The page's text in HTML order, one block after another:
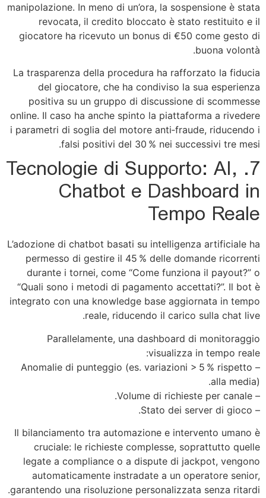
manipolazione. In meno di un’ora, la sospensione è stata
revocata, il credito bloccato è stato restituito e il
giocatore ha ricevuto un bonus di €50 come gesto di
buona volontà.
La trasparenza della procedura ha rafforzato la fiducia
del giocatore, che ha condiviso la sua esperienza
positiva su un gruppo di discussione di scommesse
online. Il caso ha anche spinto la piattaforma a rivedere
i parametri di soglia del motore anti‑fraude, riducendo i
falsi positivi del 30 % nei successivi tre mesi.
7. Tecnologie di Supporto: AI,
Chatbot e Dashboard in
Tempo Reale
L’adozione di chatbot basati su intelligenza artificiale ha
permesso di gestire il 45 % delle domande ricorrenti
durante i tornei, come “Come funziona il payout?” o
“Quali sono i metodi di pagamento accettati?”. Il bot è
integrato con una knowledge base aggiornata in tempo
reale, riducendo il carico sulla chat live.
Parallelamente, una dashboard di monitoraggio
visualizza in tempo reale:
– Anomalie di punteggio (es. variazioni > 5 % rispetto
alla media).
– Volume di richieste per canale.
– Stato dei server di gioco.
Il bilanciamento tra automazione e intervento umano è
cruciale: le richieste complesse, soprattutto quelle
legate a compliance o a dispute di jackpot, vengono
automaticamente instradate a un operatore senior,
garantendo una risoluzione personalizzata senza ritardi.